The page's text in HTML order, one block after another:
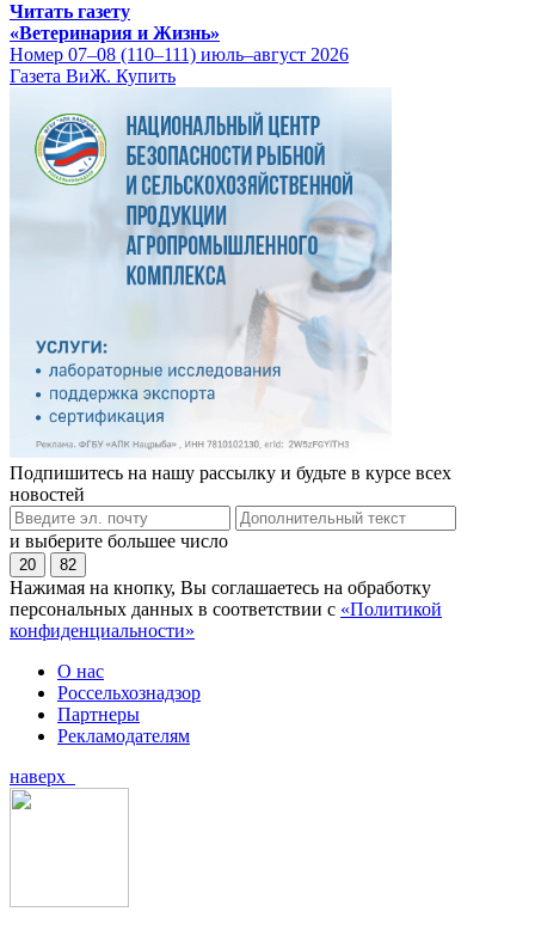
Читать газету
«Ветеринария и Жизнь»
Номер 07–08 (110–111) июль–август 2026
Газета ВиЖ. Купить
Подпишитесь на нашу рассылку и будьте в курсе всех
новостей
и выберите большее число
20 82
Нажимая на кнопку, Вы соглашаетесь на обработку
персональных данных в соответствии с «Политикой
конфиденциальности»
О нас
Россельхознадзор
Партнеры
Рекламодателям
наверх